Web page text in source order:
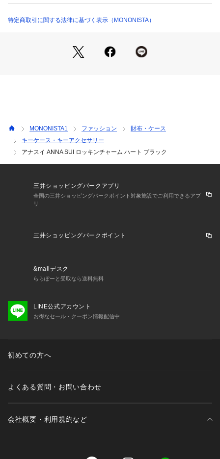
商品番号：2240200001748 （モール）
特定商取引に関する法律に基づく表示（MONONISTA）
MONONISTA1 ファッション
財布・ケース
キーケース・キーアクセサリー
アナスイ ANNA SUI ロッキンチャーム ハート ブラック
三井ショッピングパークアプリ
全国の三井ショッピングパークポイント対象施設でご利用できるアプ
リ
三井ショッピングパークポイント
&mallデスク
ららぽーと受取なら送料無料
LINE公式アカウント
お得なセール・クーポン情報配信中
初めての方へ
よくある質問・お問い合わせ
会社概要・利用規約など